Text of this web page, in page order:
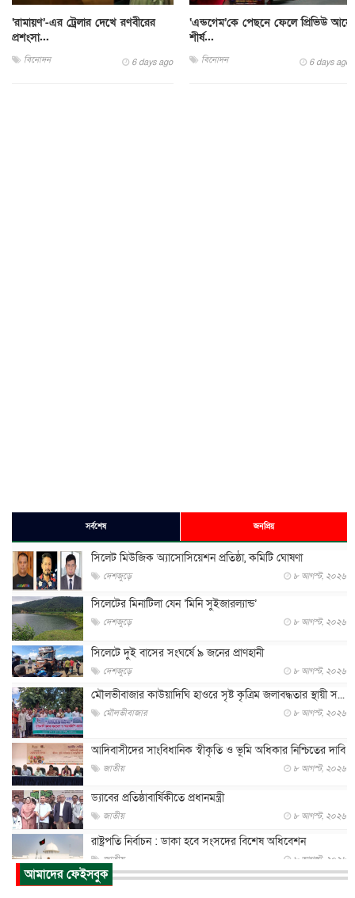
‘রামায়ণ’-এর ট্রেলার দেখে রণবীরের
প্রশংসা...
বিনোদন 6 days ago
‘এন্ডগেম’কে পেছনে ফেলে প্রিভিউ আয়ে
শীর্ষ...
বিনোদন 6 days ago
সর্বশেষ জনপ্রিয়
সিলেট মিউজিক অ্যাসোসিয়েশন প্রতিষ্ঠা, কমিটি ঘোষণা
দেশজুড়ে ৮ আগস্ট, ২০২৬
সিলেটের মিনাটিলা যেন ‘মিনি সুইজারল্যান্ড’
দেশজুড়ে ৮ আগস্ট, ২০২৬
সিলেটে দুই বাসের সংঘর্ষে ৯ জনের প্রাণহানী
দেশজুড়ে ৮ আগস্ট, ২০২৬
মৌলভীবাজার কাউয়াদিঘি হাওরে সৃষ্ট কৃত্রিম জলাবদ্ধতার স্থায়ী স...
মৌলভীবাজার ৮ আগস্ট, ২০২৬
আদিবাসীদের সাংবিধানিক স্বীকৃতি ও ভূমি অধিকার নিশ্চিতের দাবি
জাতীয় ৮ আগস্ট, ২০২৬
ড্যাবের প্রতিষ্ঠাবার্ষিকীতে প্রধানমন্ত্রী
জাতীয় ৮ আগস্ট, ২০২৬
রাষ্ট্রপতি নির্বাচন : ডাকা হবে সংসদের বিশেষ অধিবেশন
জাতীয় ৮ আগস্ট, ২০২৬
প্রধানমন্ত্রীর সঙ্গে সাক্ষাতে খুদে শিল্পী অনুশ্রী রায়ের স্বপ...
আমাদের ফেইসবুক